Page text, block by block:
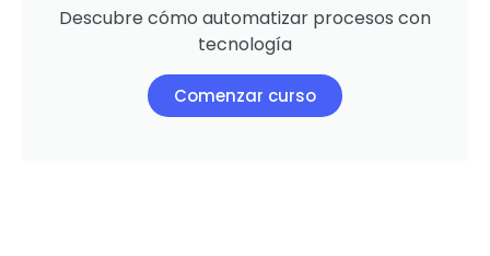
Descubre cómo automatizar procesos con
tecnología
Comenzar curso